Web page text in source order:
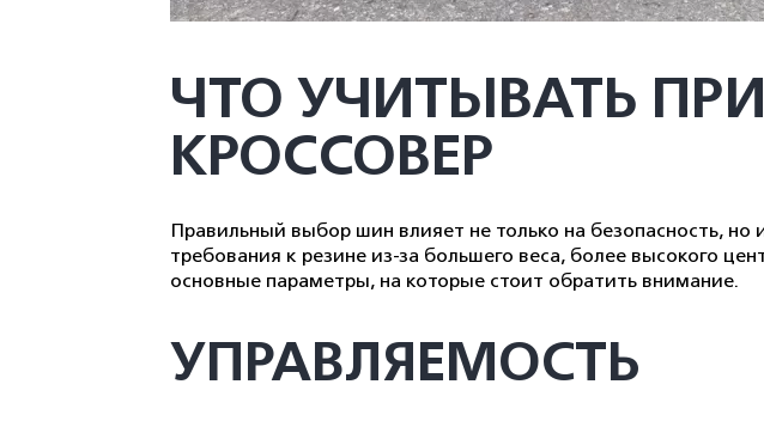
ЧТО УЧИТЫВАТЬ
КРОССОВЕР
Правильный выбор шин влияет не только на безопасность,
требования к резине из-за большего веса, более высокого
основные параметры, на которые стоит обратить внимание.
УПРАВЛЯЕМОСТЬ